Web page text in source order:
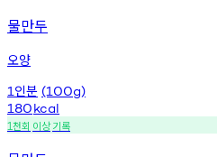
물만두
오양
1 인분 (100g)
180kcal
1천회 이상기록